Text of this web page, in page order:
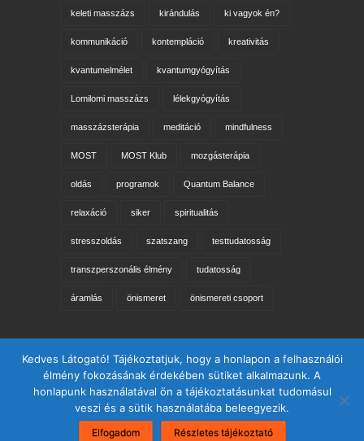
keleti masszázs kirándulás ki vagyok én?
kommunikáció kontempláció kreativitás
kvantumelmélet kvantumgyógyítás
Lomilomi masszázs lélekgyógyítás
masszázsterápia meditáció mindfulness
MOST MOST Klub mozgásterápia
oldás programok Quantum Balance
relaxáció siker spiritualitás
stresszoldás szatszang testtudatosság
transzperszonális élmény tudatosság
áramlás önismeret önismereti csoport
Keresés az oldalon
Kedves Látogató! Tájékoztatjuk, hogy a honlapon a felhasználói
élmény fokozásának érdekében sütiket alkalmazunk. A
honlapunk használatával ön a tájékoztatásunkat tudomásul
veszi és a sütik használatába beleegyezik.
Elfogadom Részletes tájékoztató